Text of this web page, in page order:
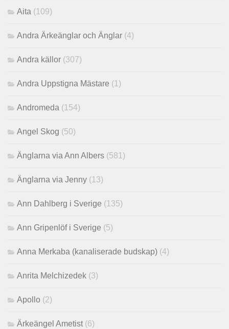
Aita (109)
Andra Ärkeänglar och Änglar (4)
Andra källor (307)
Andra Uppstigna Mästare (1)
Andromeda (154)
Angel Skog (50)
Änglarna via Ann Albers (581)
Änglarna via Jenny (13)
Ann Dahlberg i Sverige (135)
Ann Gripenlöf i Sverige (5)
Anna Merkaba (kanaliserade budskap) (4)
Anrita Melchizedek (3)
Apollo (2)
Ärkeängel Ametist (6)